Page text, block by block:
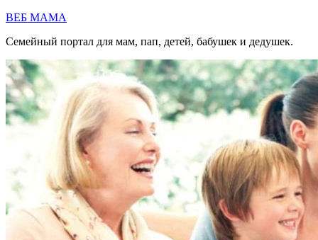
Перейти
содержимому
ВЕБ МАМА
Семейный портал для мам, пап, детей, бабушек и дедушек.